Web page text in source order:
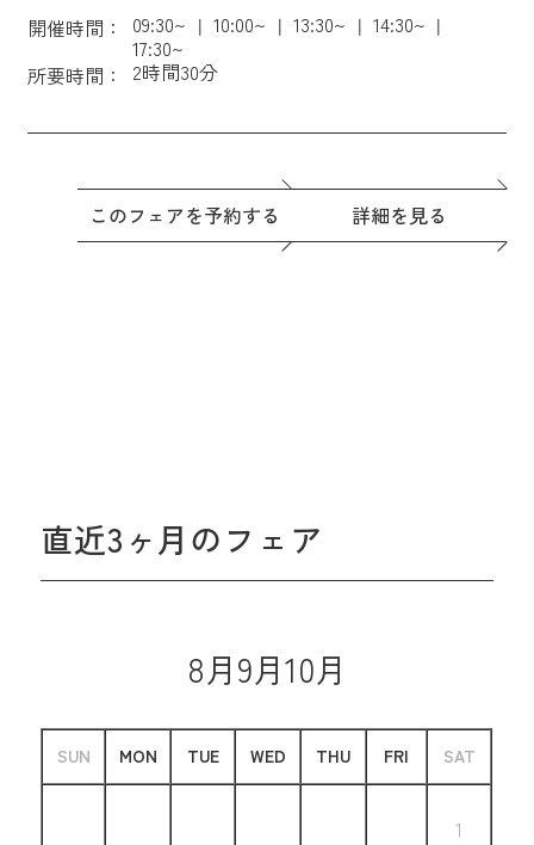
開催時間： 09:30~ 10:00~ 13:30~
14:30~
17:30~
所要時間：
2時間30分
このフェアを予約する 詳細を見る
直近3ヶ月のフェア
8月9月10月
SUN MON TUE WED THU FRI SAT
1